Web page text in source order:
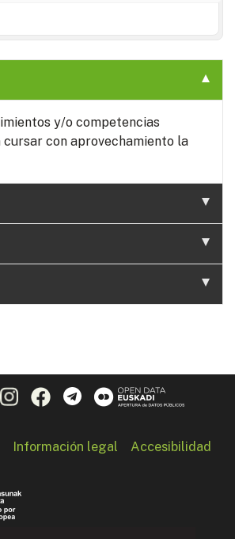
y/o competencias
cursar con aprovechamiento la
Información legal Accesibilidad